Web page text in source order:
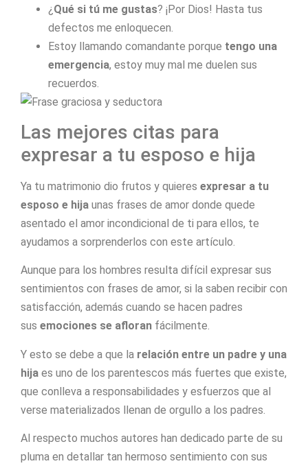
¿ Qué si tú me gustas? ¡Por Dios! Hasta tus
defectos me enloquecen.
Estoy llamando comandante porque tengo una
emergencia, estoy muy mal me duelen sus
recuerdos.
Las mejores citas para
expresar a tu esposo e hija
Ya tu matrimonio dio frutos y quieres expresar a tu
esposo e hija unas frases de amor donde quede
asentado el amor incondicional de ti para ellos, te
ayudamos a sorprenderlos con este artículo.
Aunque para los hombres resulta difícil expresar sus
sentimientos con frases de amor, si la saben recibir con
satisfacción, además cuando se hacen padres
sus emociones se afloran fácilmente.
Y esto se debe a que la relación entre un padre y una
hija es uno de los parentescos más fuertes que existe,
que conlleva a responsabilidades y esfuerzos que al
verse materializados llenan de orgullo a los padres.
Al respecto muchos autores han dedicado parte de su
pluma en detallar tan hermoso sentimiento con sus